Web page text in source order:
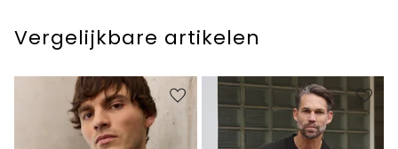
Vergelijkbare artikelen